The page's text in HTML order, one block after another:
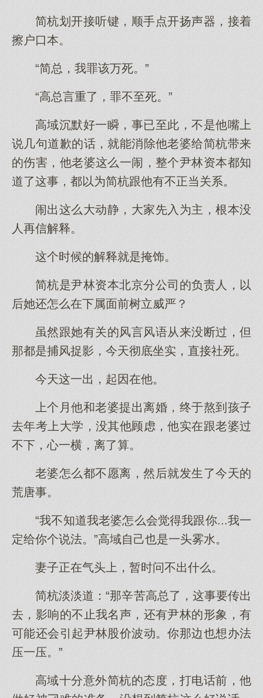
简杭划开接听键，顺手点开扬声器，接着
擦户口本。
“简总，我罪该万死。”
“高总言重了，罪不至死。”
高域沉默好一瞬，事已至此，不是他嘴上
说几句道歉的话，就能消除他老婆给简杭带来
的伤害，他老婆这么一闹，整个尹林资本都知
道了这事，都以为简杭跟他有不正当关系。
闹出这么大动静，大家先入为主，根本没
人再信解释。
这个时候的解释就是掩饰。
简杭是尹林资本北京分公司的负责人，以
后她还怎么在下属面前树立威严？
虽然跟她有关的风言风语从来没断过，但
那都是捕风捉影，今天彻底坐实，直接社死。
今天这一出，起因在他。
上个月他和老婆提出离婚，终于熬到孩子
去年考上大学，没其他顾虑，他实在跟老婆过
不下，心一横，离了算。
老婆怎么都不愿离，然后就发生了今天的
荒唐事。
“我不知道我老婆怎么会觉得我跟你...我一
定给你个说法。”高域自己也是一头雾水。
妻子正在气头上，暂时问不出什么。
简杭淡淡道：“那辛苦高总了，这事要传出
去，影响的不止我名声，还有尹林的形象，有
可能还会引起尹林股价波动。你那边也想办法
压一压。”
高域十分意外简杭的态度，打电话前，他